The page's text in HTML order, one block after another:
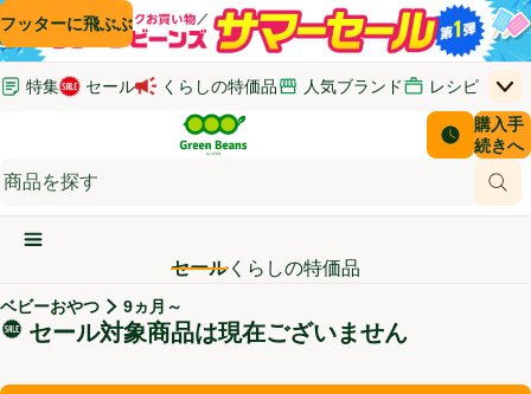
コンテンツに飛ぶ
検索に飛ぶ
フッターに飛ぶ
特集 セール くらしの特価品 人気ブランド レシピ
はじめてのお買い物ガイド
(新しいウィンドウで開く) (新しいウィンドウで開く)
サポート・ヘルプ・お問い合わせ
(新しいウィンドウで開く)
上
Green Beans
商
配送日時
購入手
続きへ
お客さ
￥0
メインメニュ―ボタン
セールくらしの特価品
セール対象商品
ベビーおやつ 9ヵ月～
セール対象商品は現在ございません